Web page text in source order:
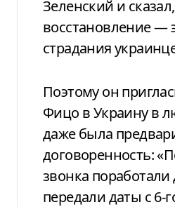
Зеленский и
восстановление —
страдания
Поэтому он
Фицо в Украину в
даже была
договоренность:
звонка
передали даты с 6-